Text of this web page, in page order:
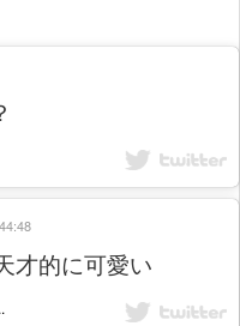
才的に可愛い